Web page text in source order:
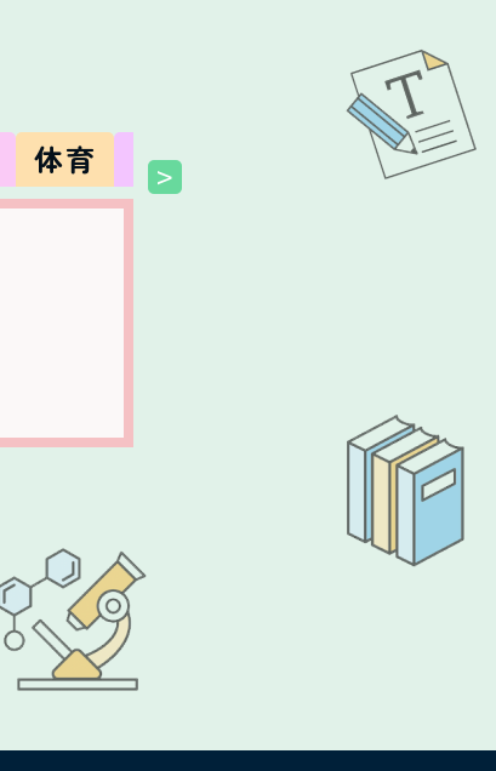
体育 図工 技術 家庭
>